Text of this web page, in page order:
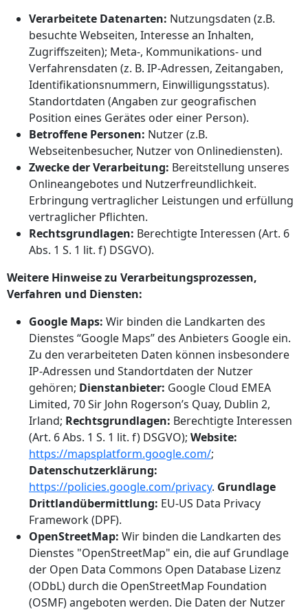
Verarbeitete Datenarten: Nutzungsdaten (z.B.
besuchte Webseiten, Interesse an Inhalten,
Zugriffszeiten); Meta-, Kommunikations- und
Verfahrensdaten (z. B. IP-Adressen, Zeitangaben,
Identifikationsnummern, Einwilligungsstatus).
Standortdaten (Angaben zur geografischen
Position eines Gerätes oder einer Person).
Betroffene Personen: Nutzer (z.B.
Webseitenbesucher, Nutzer von Onlinediensten).
Zwecke der Verarbeitung: Bereitstellung unseres
Onlineangebotes und Nutzerfreundlichkeit.
Erbringung vertraglicher Leistungen und erfüllung
vertraglicher Pflichten.
Rechtsgrundlagen: Berechtigte Interessen (Art. 6
Abs. 1 S. 1 lit. f) DSGVO).
Weitere Hinweise zu Verarbeitungsprozessen,
Verfahren und Diensten:
Google Maps: Wir binden die Landkarten des
Dienstes “Google Maps” des Anbieters Google ein.
Zu den verarbeiteten Daten können insbesondere
IP-Adressen und Standortdaten der Nutzer
gehören; Dienstanbieter: Google Cloud EMEA
Limited, 70 Sir John Rogerson’s Quay, Dublin 2,
Irland; Rechtsgrundlagen: Berechtigte Interessen
(Art. 6 Abs. 1 S. 1 lit. f) DSGVO); Website:
https://mapsplatform.google.com/;
Datenschutzerklärung:
https://policies.google.com/privacy. Grundlage
Drittlandübermittlung: EU-US Data Privacy
Framework (DPF).
OpenStreetMap: Wir binden die Landkarten des
Dienstes "OpenStreetMap" ein, die auf Grundlage
der Open Data Commons Open Database Lizenz
(ODbL) durch die OpenStreetMap Foundation
(OSMF) angeboten werden. Die Daten der Nutzer